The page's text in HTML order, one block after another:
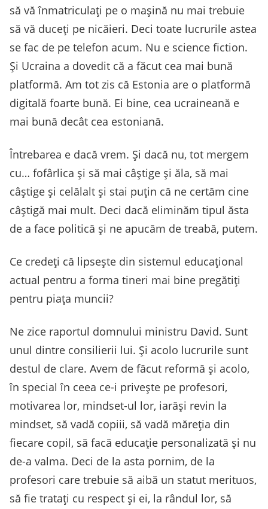
să vă înmatriculați pe o mașină nu mai trebuie
să vă duceți pe nicăieri. Deci toate lucrurile astea
se fac de pe telefon acum. Nu e science fiction.
Și Ucraina a dovedit că a făcut cea mai bună
platformă. Am tot zis că Estonia are o platformă
digitală foarte bună. Ei bine, cea ucraineană e
mai bună decât cea estoniană.
Întrebarea e dacă vrem. Și dacă nu, tot mergem
cu… fofârlica și să mai câștige și ăla, să mai
câştige și celălalt și stai puţin că ne certăm cine
câştigă mai mult. Deci dacă eliminăm tipul ăsta
de a face politică și ne apucăm de treabă, putem.
Ce credeți că lipsește din sistemul educațional
actual pentru a forma tineri mai bine pregătiți
pentru piața muncii?
Ne zice raportul domnului ministru David. Sunt
unul dintre consilierii lui. Și acolo lucrurile sunt
destul de clare. Avem de făcut reformă și acolo,
în special în ceea ce-i privește pe profesori,
motivarea lor, mindset-ul lor, iarăși revin la
mindset, să vadă copiii, să vadă măreția din
fiecare copil, să facă educație personalizată și nu
de-a valma. Deci de la asta pornim, de la
profesori care trebuie să aibă un statut merituos,
să fie tratați cu respect și ei, la rândul lor, să